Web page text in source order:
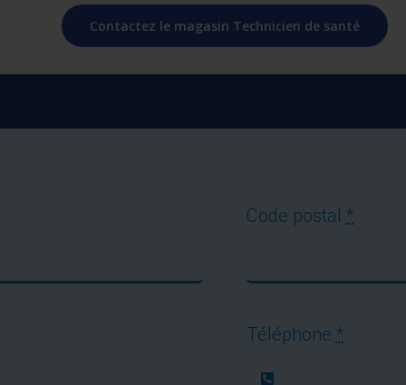
Contactez le magasin Technicien de santé
Code postal *
Téléphone *